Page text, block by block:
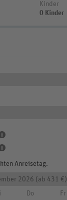
Kinder
0 Kinder
Anreisetag.
2026 (ab 431 €)
Do Fr